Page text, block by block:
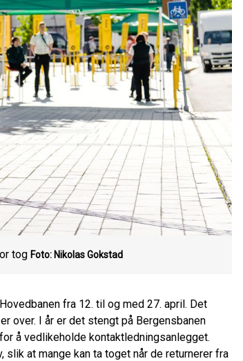
tog Foto: Nikolas Gokstad
fra 12. til og med 27. april. Det
over. I år er det stengt på Bergensbanen
å vedlikeholde kontaktledningsanlegget.
slik at mange kan ta toget når de returnerer fra